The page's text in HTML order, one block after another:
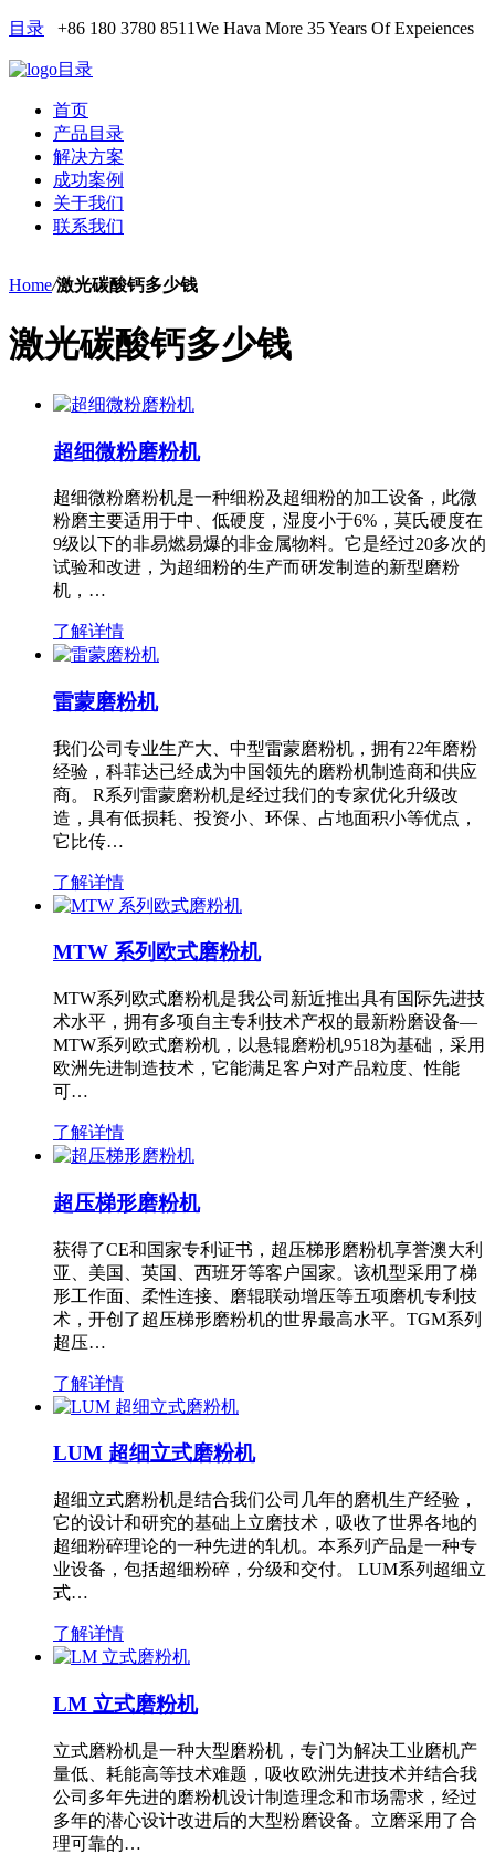
目录 +86 180 3780 8511We Hava More 35 Years Of Expeiences
目录
首页
产品目录
解决方案
成功案例
关于我们
联系我们
Home/激光碳酸钙多少钱
激光碳酸钙多少钱
超细微粉磨粉机
超细微粉磨粉机是一种细粉及超细粉的加工设备，此微
粉磨主要适用于中、低硬度，湿度小于6%，莫氏硬度在
9级以下的非易燃易爆的非金属物料。它是经过20多次的
试验和改进，为超细粉的生产而研发制造的新型磨粉
机，…
了解详情
雷蒙磨粉机
我们公司专业生产大、中型雷蒙磨粉机，拥有22年磨粉
经验，科菲达已经成为中国领先的磨粉机制造商和供应
商。 R系列雷蒙磨粉机是经过我们的专家优化升级改
造，具有低损耗、投资小、环保、占地面积小等优点，
它比传…
了解详情
MTW 系列欧式磨粉机
MTW系列欧式磨粉机是我公司新近推出具有国际先进技
术水平，拥有多项自主专利技术产权的最新粉磨设备—
MTW系列欧式磨粉机，以悬辊磨粉机9518为基础，采用
欧洲先进制造技术，它能满足客户对产品粒度、性能
可…
了解详情
超压梯形磨粉机
获得了CE和国家专利证书，超压梯形磨粉机享誉澳大利
亚、美国、英国、西班牙等客户国家。该机型采用了梯
形工作面、柔性连接、磨辊联动增压等五项磨机专利技
术，开创了超压梯形磨粉机的世界最高水平。TGM系列
超压…
了解详情
LUM 超细立式磨粉机
超细立式磨粉机是结合我们公司几年的磨机生产经验，
它的设计和研究的基础上立磨技术，吸收了世界各地的
超细粉碎理论的一种先进的轧机。本系列产品是一种专
业设备，包括超细粉碎，分级和交付。 LUM系列超细立
式…
了解详情
LM 立式磨粉机
立式磨粉机是一种大型磨粉机，专门为解决工业磨机产
量低、耗能高等技术难题，吸收欧洲先进技术并结合我
公司多年先进的磨粉机设计制造理念和市场需求，经过
多年的潜心设计改进后的大型粉磨设备。立磨采用了合
理可靠的…